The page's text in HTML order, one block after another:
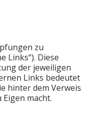
zu
Links“). Diese
der jeweiligen
Links bedeutet
hinter dem Verweis
macht.